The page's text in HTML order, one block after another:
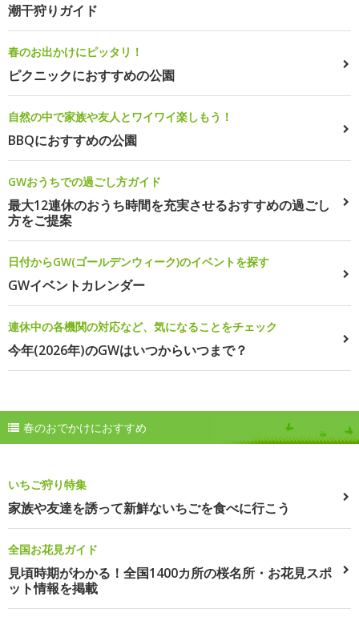
潮干狩りガイド
春のお出かけにピッタリ！
ピクニックにおすすめの公園
自然の中で家族や友人とワイワイ楽しもう！
BBQにおすすめの公園
GWおうちでの過ごし方ガイド
最大12連休のおうち時間を充実させるおすすめの過ごし
方をご提案
日付からGW(ゴールデンウィーク)のイベントを探す
GWイベントカレンダー
連休中の各機関の対応など、気になることをチェック
今年(2026年)のGWはいつからいつまで？
春のおでかけにおすすめ
いちご狩り特集
家族や友達を誘って新鮮ないちごを食べに行こう
全国お花見ガイド
見頃時期がわかる！全国1400カ所の桜名所・お花見スポ
ット情報を掲載